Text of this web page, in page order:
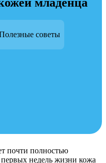
младенца
советы
почти полностью
недель жизни кожа